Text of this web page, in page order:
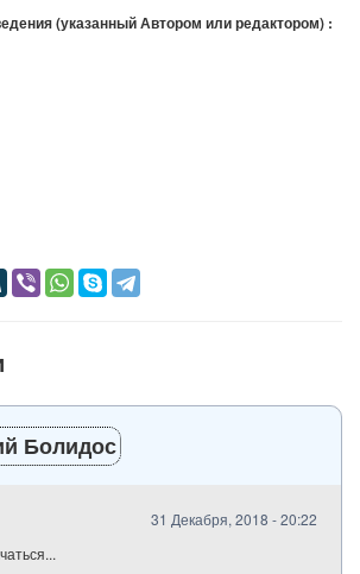
(указанный Автором или редактором) :
Болидос
31 Декабря, 2018 - 20:22